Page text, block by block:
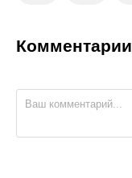
Комментарии